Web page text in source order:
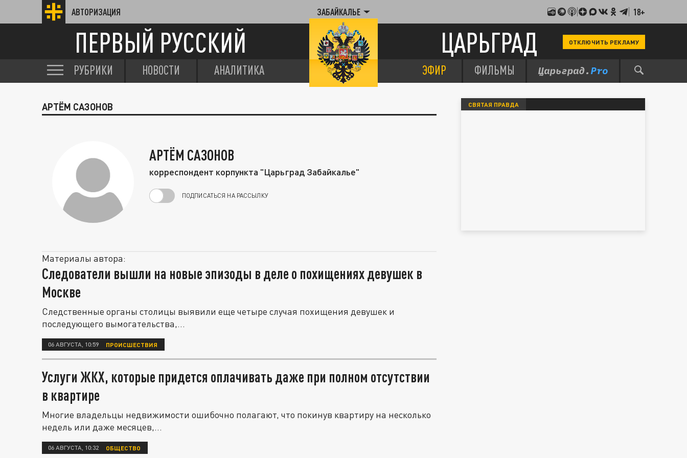
АВТОРИЗАЦИЯ ЗАБАЙКАЛЬЕ 18+
ПЕРВЫЙ РУССКИЙ ЦАРЬГРАД ОТКЛЮЧИТЬ РЕКЛАМУ
РУБРИКИ НОВОСТИ АНАЛИТИКА ЭФИР ФИЛЬМЫ
АРТЁМ САЗОНОВ
АРТЁМ САЗОНОВ
корреспондент корпункта "Царьград Забайкалье"
ПОДПИСАТЬСЯ НА РАССЫЛКУ
Материалы автора:
Следователи вышли на новые эпизоды в деле о похищениях девушек в
Москве
Следственные органы столицы выявили еще четыре случая похищения девушек и
последующего вымогательства,...
06 АВГУСТА, 10:59 ПРОИСШЕСТВИЯ
Услуги ЖКХ, которые придется оплачивать даже при полном отсутствии
в квартире
Многие владельцы недвижимости ошибочно полагают, что покинув квартиру на несколько
недель или даже месяцев,...
06 АВГУСТА, 10:32 ОБЩЕСТВО
СВЯТАЯ ПРАВДА